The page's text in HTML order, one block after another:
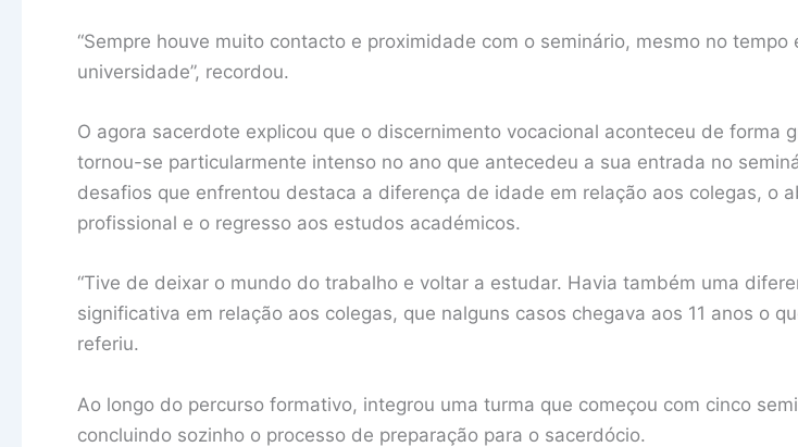
“Sempre houve muito contacto e proximidade com o seminário, mesmo no tempo
universidade”, recordou.
O agora sacerdote explicou que o discernimento vocacional aconteceu de forma
tornou-se particularmente intenso no ano que antecedeu a sua entrada no
desafios que enfrentou destaca a diferença de idade em relação aos colegas, o
profissional e o regresso aos estudos académicos.
“Tive de deixar o mundo do trabalho e voltar a estudar. Havia também uma
significativa em relação aos colegas, que nalguns casos chegava aos 11 anos o
referiu.
Ao longo do percurso formativo, integrou uma turma que começou com cinco
concluindo sozinho o processo de preparação para o sacerdócio.